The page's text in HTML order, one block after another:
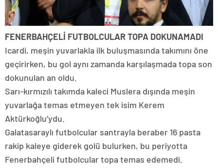
FENERBAHÇELİ FUTBOLCULAR TOPA DOKUNAMADI
Icardi, meşin yuvarlakla ilk buluşmasında takımını öne
geçirirken, bu gol aynı zamanda karşılaşmada topa son
dokunulan an oldu.
Sarı-kırmızılı takımda kaleci Muslera dışında meşin
yuvarlağa temas etmeyen tek isim Kerem
Aktürkoğlu’ydu.
Galatasaraylı futbolcular santrayla beraber 16 pasta
rakip kaleye giderek golü bulurken, bu periyotta
Fenerbahçeli futbolcular topa temas edemedi.